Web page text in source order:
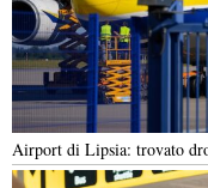
Airport di Lipsia: trovato